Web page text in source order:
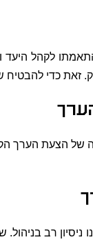
לקהל היעד
זאת כדי
הצעת הערך
ניסיון רב